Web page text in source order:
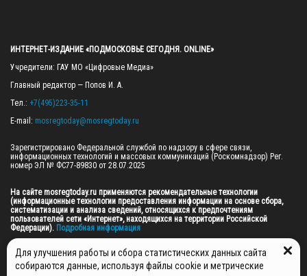
ИНТЕРНЕТ-ИЗДАНИЕ «ПОДМОСКОВЬЕ СЕГОДНЯ. ONLINE»
Учредители: ГАУ МО «Цифровые Медиа»
Главный редактор — Попов И. А.
Тел.: +7(495)223-35-11
E-mail: mosregtoday@mosregtoday.ru
Зарегистрировано Федеральной службой по надзору в сфере связи,
информационных технологий и массовых коммуникаций (Роскомнадзор) Рег.
номер ЭЛ № ФС77-89830 от 28.07.2025
На сайте mosregtoday.ru применяются рекомендательные технологии
(информационные технологии предоставления информации на основе сбора,
систематизации и анализа сведений, относящихся к предпочтениям
пользователей сети «Интернет», находящихся на территории Российской
Федерации). Подробная информация
© 2026 ПРАВА НА ВСЕ МАТЕРИАЛЫ САЙТА ПРИНАДЛЕЖАТ ГАУ МО "ЦИФРОВЫЕ
МЕДИА" (ОГРН: 1255000059467).
Для улучшения работы и сбора статистических данных сайта
собираются данные, используя файлы cookie и метрические